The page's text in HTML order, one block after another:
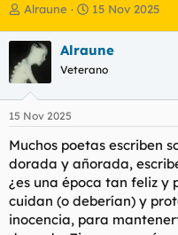
I
i
c
i
a
d
o
d
e
l
t
e
Alraune
F
h
a
e
i
c
i
o
15 Nov 2025
Alraune
Veterano
15 Nov 2025
Muchos poetas escriben
dorada y añorada,
¿es una época tan feliz y
cuidan (o deberían) y
inocencia, para